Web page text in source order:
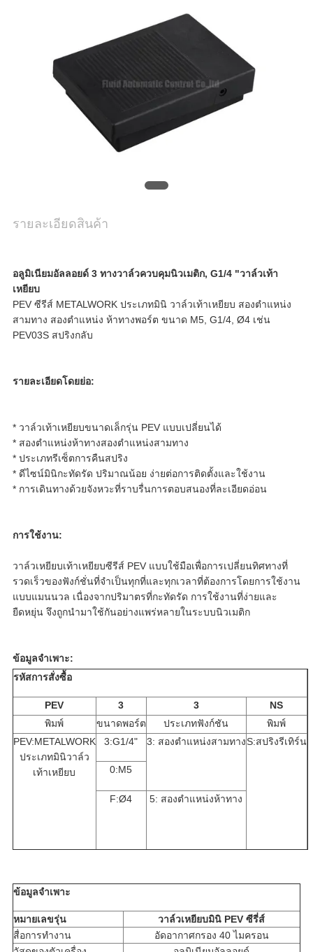
นโยบาย
เป็น
ส่วน
ตัว
รายละเอียดสินค้า
อลูมิเนียมอัลลอยด์ 3 ทางวาล์วควบคุมนิวเมติก, G1/4 "วาล์วเท้า
เหยียบ
PEV ซีรีส์ METALWORK ประเภทมินิ วาล์วเท้าเหยียบ สองตำแหน่ง
สามทาง สองตำแหน่ง ห้าทางพอร์ต ขนาด M5, G1/4, Ø4 เช่น
PEV03S สปริงกลับ
รายละเอียดโดยย่อ:
* วาล์วเท้าเหยียบขนาดเล็กรุ่น PEV แบบเปลี่ยนได้
* สองตำแหน่งห้าทางสองตำแหน่งสามทาง
* ประเภทรีเซ็ตการคืนสปริง
* ดีไซน์มินิกะทัดรัด ปริมาณน้อย ง่ายต่อการติดตั้งและใช้งาน
* การเดินทางด้วยจังหวะที่ราบรื่นการตอบสนองที่ละเอียดอ่อน
การใช้งาน:
วาล์วเหยียบเท้าเหยียบซีรีส์ PEV แบบใช้มือเพื่อการเปลี่ยนทิศทางที่
รวดเร็วของฟังก์ชั่นที่จำเป็นทุกที่และทุกเวลาที่ต้องการโดยการใช้งาน
แบบแมนนวล เนื่องจากปริมาตรที่กะทัดรัด การใช้งานที่ง่ายและ
ยืดหยุ่น จึงถูกนำมาใช้กันอย่างแพร่หลายในระบบนิวเมติก
ข้อมูลจำเพาะ:
รหัสการสั่งซื้อ
PEV 3 3
NS
พิมพ์
ขนาดพอร์ต ประเภทฟังก์ชัน
พิมพ์
PEV:METALWORK
ประเภทมินิวาล์ว
เท้าเหยียบ
3:G1/4" 3: สองตำแหน่งสามทางS:สปริงรีเทิร์น
0:M5
F:Ø4 5: สองตำแหน่งห้าทาง
ข้อมูลจำเพาะ
หมายเลขรุ่น
วาล์วเหยียบมินิ PEV ซีรี่ส์
สื่อการทำงาน
อัดอากาศกรอง 40 ไมครอน